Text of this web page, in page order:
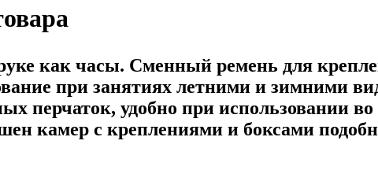
как часы. Сменный ремень для
при занятиях летними и зимними
перчаток, удобно при использовании
камер с креплениями и боксами